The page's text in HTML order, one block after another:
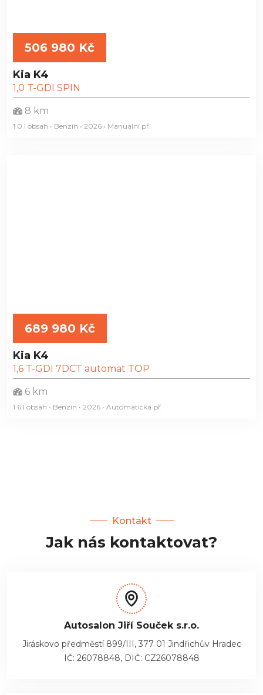
506 980 Kč
Kia K4
1,0 T-GDI SPIN
8 km
1.0 l obsah • Benzín • 2026 • Manuální př.
689 980 Kč
Kia K4
1,6 T-GDI 7DCT automat TOP
6 km
1.6 l obsah • Benzín • 2026 • Automatická př.
Kontakt
Jak nás kontaktovat?
Autosalon Jiří Souček s.r.o.
Jiráskovo předměstí 899/III, 377 01 Jindřichův Hradec
IČ: 26078848, DIČ: CZ26078848